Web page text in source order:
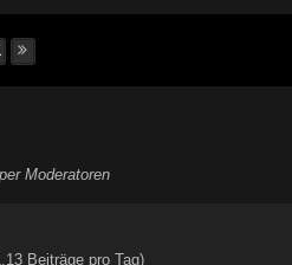
Moderatoren
Beiträge pro Tag)